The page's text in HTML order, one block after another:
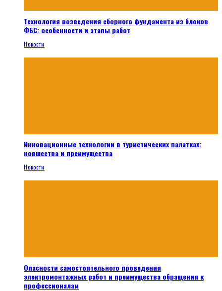
Технология возведения сборного фундамента из блоков
ФБС: особенности и этапы работ
Новости
Инновационные технологии в туристических палатках:
новшества и преимущества
Новости
Опасности самостоятельного проведения
электромонтажных работ и преимущества обращения к
профессионалам